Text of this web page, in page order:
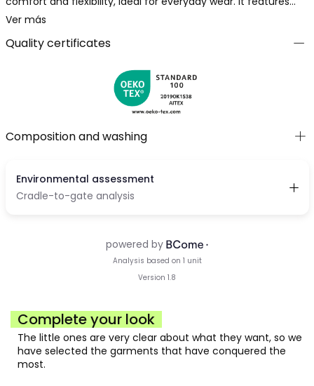
short sleeves and a collarless design, making it easy to put on
for young children. Available in sizes from 12 months to 14
years, adapting to the growth of the child. Its colourful design
makes it easy to pair with other garments, being a versatile
Ver más
Quality certificates
Composition and washing
Complete your look
The little ones are very clear about what they want, so we
have selected the garments that have conquered the
most.